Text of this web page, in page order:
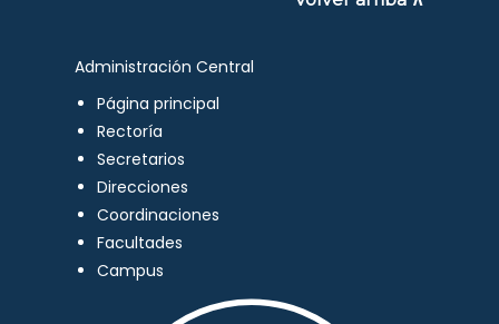
Administración Central
Página principal
Rectoría
Secretarios
Direcciones
Coordinaciones
Facultades
Campus